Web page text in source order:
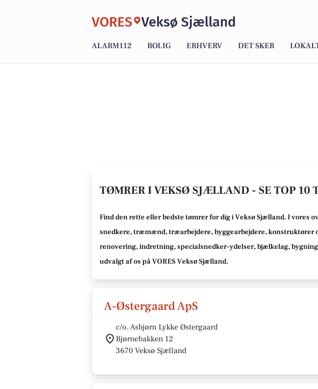
VORES Veksø Sjælland
ALARM112 BOLIG ERHVERV DET SKER
TØMRER I VEKSØ SJÆLLAND - SE TOP 10
Find den rette eller bedste tømrerfor dig i Veksø Sjælland. I vores
snedkere, træmænd, træarbejdere, byggearbejdere, konstruktører
renovering, indretning, specialsnedker-ydelser, bjælkelag,
udvalgt af os på VORES Veksø Sjælland.
A-Østergaard ApS
c/o. Asbjørn Lykke Østergaard
Bjørnebakken 12
3670 Veksø Sjælland